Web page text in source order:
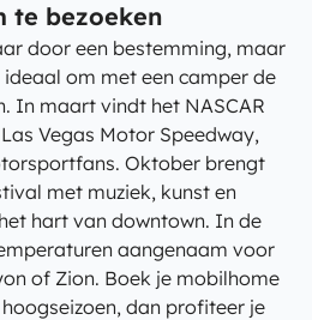
te bezoeken
door een bestemming, maar
om met een camper de
In maart vindt het NASCAR
Vegas Motor Speedway,
Oktober brengt
met muziek, kunst en
hart van downtown. In de
aangenaam voor
of Zion. Boek je mobilhome
dan profiteer je